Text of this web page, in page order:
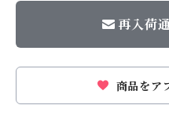
再入荷
商品をア